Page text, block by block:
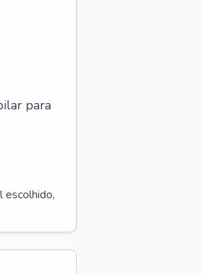
para
escolhido,